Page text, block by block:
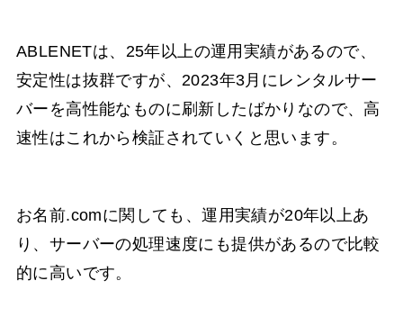
ABLENETは、25年以上の運用実績があるので、
安定性は抜群ですが、2023年3月にレンタルサー
バーを高性能なものに刷新したばかりなので、高
速性はこれから検証されていくと思います。
お名前.comに関しても、運用実績が20年以上あ
り、サーバーの処理速度にも提供があるので比較
的に高いです。